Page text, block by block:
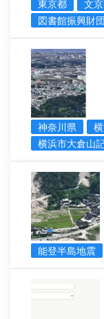
東京都 文
図書館振興財団
神奈川県
横浜市大倉山
能登半島地震